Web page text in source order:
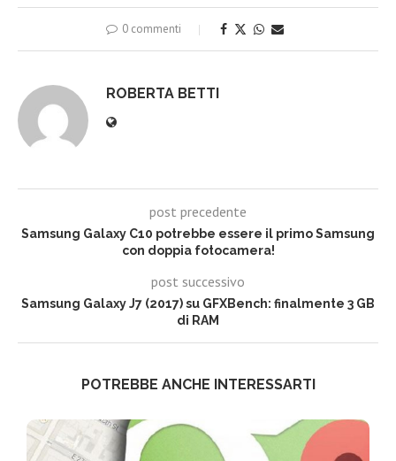
0 commenti
ROBERTA BETTI
post precedente
Samsung Galaxy C10 potrebbe essere il primo Samsung
con doppia fotocamera!
post successivo
Samsung Galaxy J7 (2017) su GFXBench: finalmente 3 GB
di RAM
POTREBBE ANCHE INTERESSARTI